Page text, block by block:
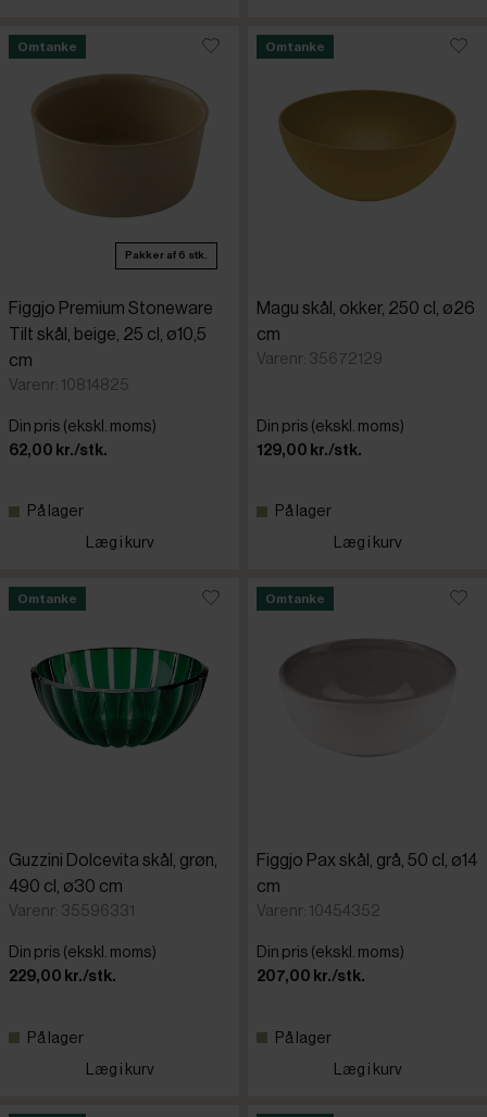
Hendi
Omtanke
Pakker af 6 stk.
Figgjo Premium Stoneware
Tilt skål, beige, 25 cl, ø10,5
cm
Varenr: 10814825
Din pris (ekskl. moms)
62,00 kr./stk.
På lager
Læg i kurv
Omtanke
Magu skål, okker, 250 cl, ø26
cm
Varenr: 35672129
Din pris (ekskl. moms)
129,00 kr./stk.
På lager
Læg i kurv
Omtanke
Guzzini Dolcevita skål, grøn,
490 cl, ø30 cm
Varenr: 35596331
Din pris (ekskl. moms)
229,00 kr./stk.
På lager
Læg i kurv
Omtanke
Figgjo Pax skål, grå, 50 cl, ø14
cm
Varenr: 10454352
Din pris (ekskl. moms)
207,00 kr./stk.
På lager
Læg i kurv